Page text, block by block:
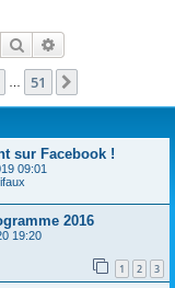
r
Rechercher
51
sur Facebook !
09:01
2016
19:20
1 2 3